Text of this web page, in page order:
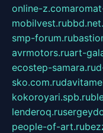
online-z.com
mobilvest.ru
smp-forum.ru
avrmotors.ruart-
ecostep-samara.ru
sko.com.ru
kokoroyari.spb.ru
lenderoq.ru
people-of-art.ru